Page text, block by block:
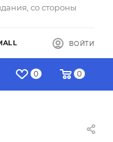
со стороны
ВОЙТИ
0 0